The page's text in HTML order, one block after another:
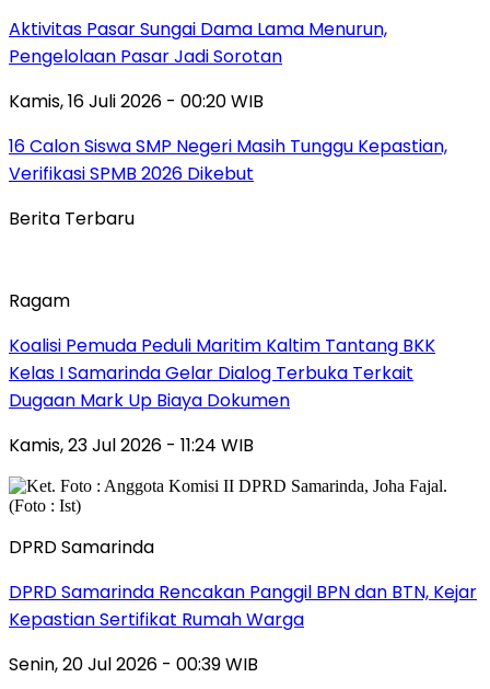
Aktivitas Pasar Sungai Dama Lama Menurun,
Pengelolaan Pasar Jadi Sorotan
Kamis, 16 Juli 2026 - 00:20 WIB
16 Calon Siswa SMP Negeri Masih Tunggu Kepastian,
Verifikasi SPMB 2026 Dikebut
Berita Terbaru
Ragam
Koalisi Pemuda Peduli Maritim Kaltim Tantang BKK
Kelas I Samarinda Gelar Dialog Terbuka Terkait
Dugaan Mark Up Biaya Dokumen
Kamis, 23 Jul 2026 - 11:24 WIB
DPRD Samarinda
DPRD Samarinda Rencakan Panggil BPN dan BTN, Kejar
Kepastian Sertifikat Rumah Warga
Senin, 20 Jul 2026 - 00:39 WIB